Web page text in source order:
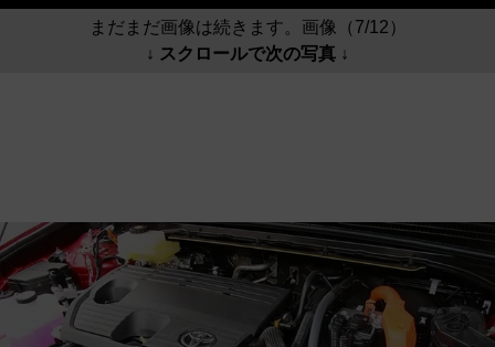
まだまだ画像は続きます。画像（7/12）
↓ スクロールで次の写真 ↓